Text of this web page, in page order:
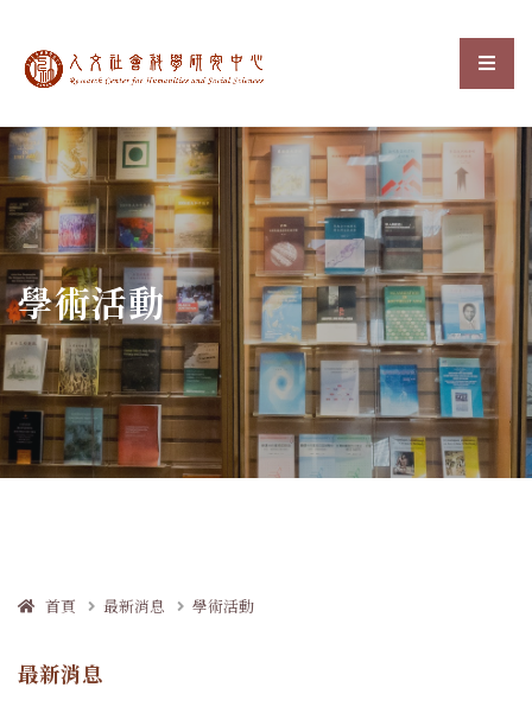
中央研究院人文社會科選
:::
學術活動
首頁 最新消息 學術活動
最新消息